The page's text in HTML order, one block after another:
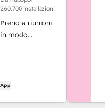
260.700 installazioni
Prenota riunioni
in modo
Google Calendar.
App